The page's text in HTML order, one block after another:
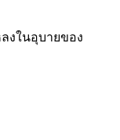
งในอุบายของ